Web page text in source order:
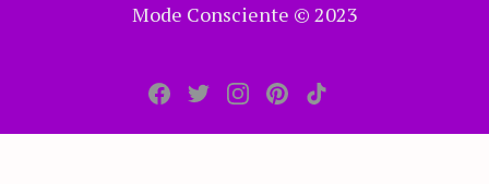
Mode Consciente © 2023